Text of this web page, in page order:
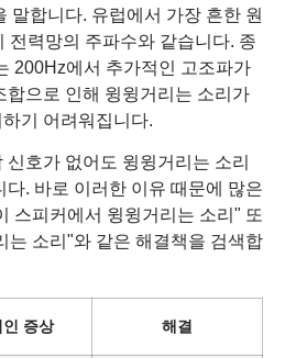
말합니다. 유럽에서 가장 흔한 원
전력망의 주파수와 같습니다. 종
200Hz에서 추가적인 고조파가
합으로 인해 윙윙거리는 소리가
기 어려워집니다.
호가 없어도 윙윙거리는 소리
다. 바로 이러한 이유 때문에 많은
스피커에서 윙윙거리는 소리" 또
는 소리"와 같은 해결책을 검색합
인 증상 해결